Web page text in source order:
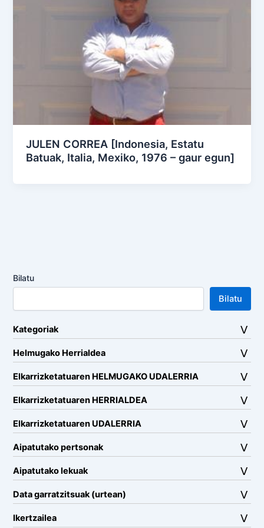
JULEN CORREA [Indonesia, Estatu
Batuak, Italia, Mexiko, 1976 – gaur egun]
Bilatu
Bilatu
Kategoriak
Helmugako Herrialdea
Elkarrizketatuaren HELMUGAKO UDALERRIA
Elkarrizketatuaren HERRIALDEA
Elkarrizketatuaren UDALERRIA
Aipatutako pertsonak
Aipatutako lekuak
Data garratzitsuak (urtean)
Ikertzailea